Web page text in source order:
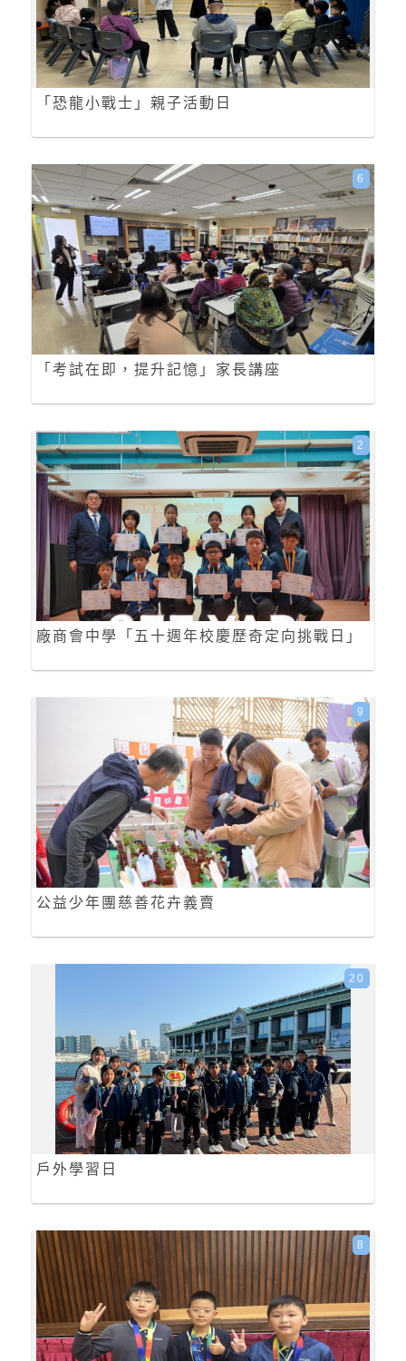
「恐龍小戰士」親子活動日
「考試在即，提升記憶」家長講座
6
廠商會中學「五十週年校慶歷奇定向挑戰日」
2
公益少年團慈善花卉義賣
9
戶外學習日
20
8